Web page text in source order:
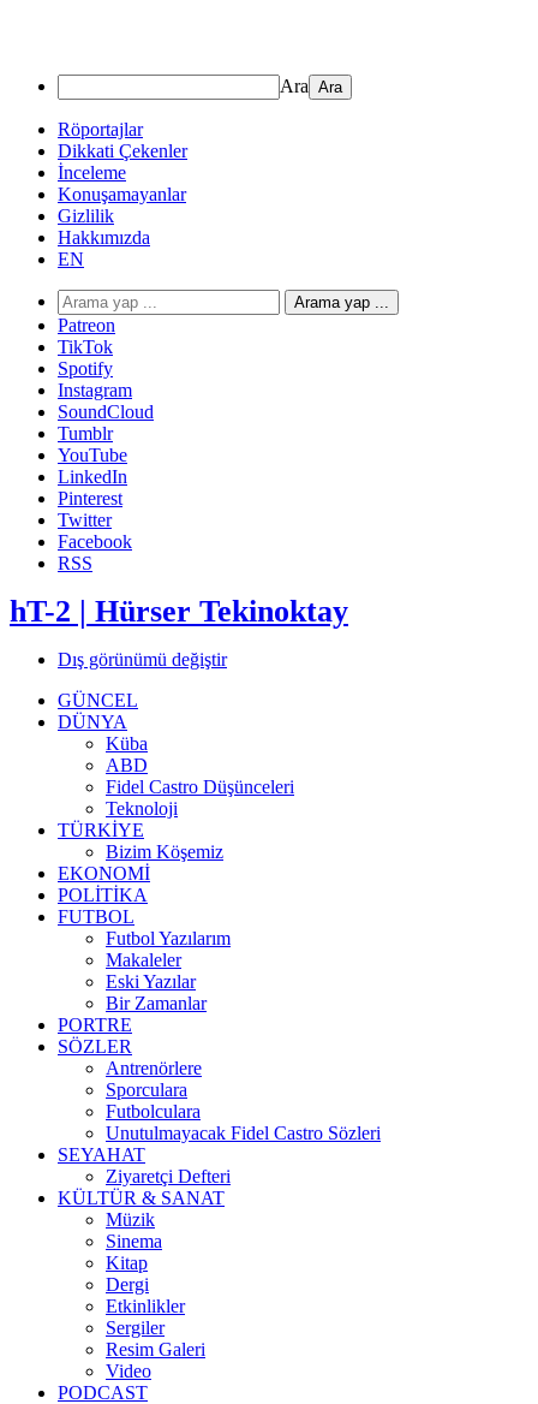
Ara
Röportajlar
Dikkati Çekenler
İnceleme
Konuşamayanlar
Gizlilik
Hakkımızda
EN
Arama yap ...
Patreon
TikTok
Spotify
Instagram
SoundCloud
Tumblr
YouTube
LinkedIn
Pinterest
Twitter
Facebook
RSS
hT-2 | Hürser Tekinoktay
Dış görünümü değiştir
GÜNCEL
DÜNYA
Küba
ABD
Fidel Castro Düşünceleri
Teknoloji
TÜRKİYE
Bizim Köşemiz
EKONOMİ
POLİTİKA
FUTBOL
Futbol Yazılarım
Makaleler
Eski Yazılar
Bir Zamanlar
PORTRE
SÖZLER
Antrenörlere
Sporculara
Futbolculara
Unutulmayacak Fidel Castro Sözleri
SEYAHAT
Ziyaretçi Defteri
KÜLTÜR & SANAT
Müzik
Sinema
Kitap
Dergi
Etkinlikler
Sergiler
Resim Galeri
Video
PODCAST